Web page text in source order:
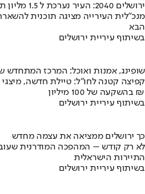
ירושלים 2040: העיר נערכת ל 1.5 מליון תושבים
מנכ"לית העירייה מציגה תוכנית
הבא
בשיתוף עיריית ירושלים
שופינג, אמנות ואוכל: המרכז המתחדש
קפיצה קטנה לחו"ל: טיילת חדשה,
בהשקעה של 100 מיליון ₪
בשיתוף עיריית ירושלים
כך ירושלים ממציאה את עצמה מחדש
לא רק קודש – המהפכה המודרנית
התיירות הישראלית
בשיתוף עיריית ירושלים